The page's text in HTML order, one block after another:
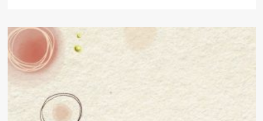
su
Young
Art
«Piaf»,
un
tributo